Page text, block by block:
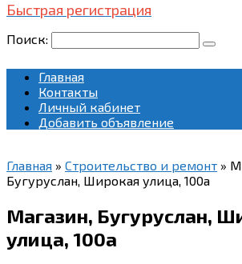
Быстрая регистрация
Поиск:
Главная
Контакты
Личный кабинет
Добавить объявление
Главная » Строительство и ремонт »
Бугуруслан, Широкая улица, 100а
Магазин, Бугуруслан,
улица, 100а